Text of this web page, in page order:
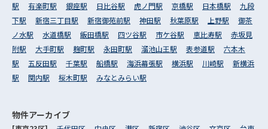
駅
有楽町駅 銀座駅 日比谷駅 虎ノ門駅 京橋駅 日本橋駅
九段
下駅
新宿三丁目駅 新宿御苑前駅 神田駅 秋葉原駅 上野駅
御茶
ノ水駅
水道橋駅 飯田橋駅 四ツ谷駅 市ケ谷駅 恵比寿駅
赤坂見
附駅
大手町駅 麹町駅 永田町駅 溜池山王駅 表参道駅
六本木
駅
五反田駅 千葉駅 船橋駅 海浜幕張駅 横浜駅 川崎駅
新横浜
駅
関内駅 桜木町駅 みなとみらい駅
物件アーカイブ